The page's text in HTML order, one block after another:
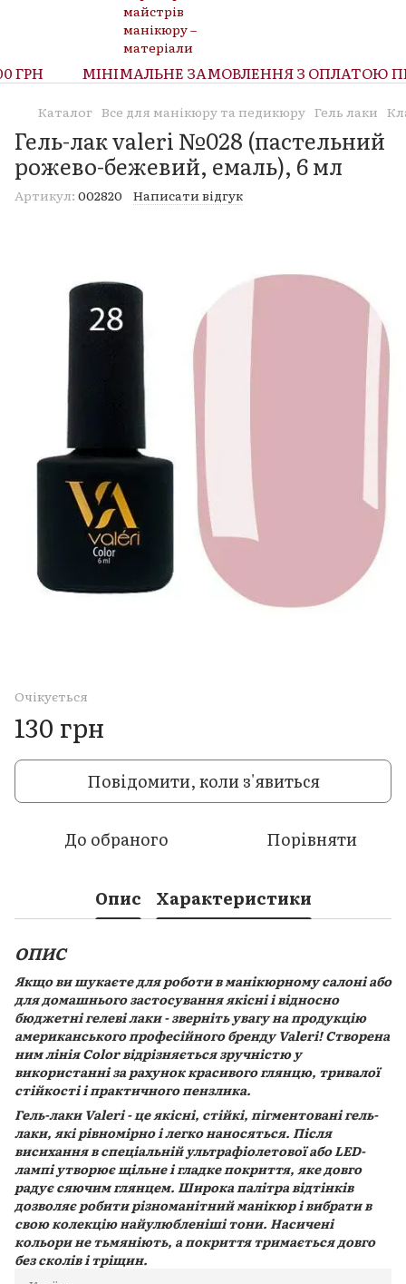
МІНІМАЛЬНЕ ЗАМОВЛЕННЯ З ОПЛАТОЮ
Каталог Все для манікюру та педикюру Гель лаки
Гель-лак valeri №028 (пастельний
рожево-бежевий, емаль), 6 мл
Артикул: 002820 Написати відгук
Очікується
130 грн
Повідомити, коли з'явиться
До обраного Порівняти
Опис Характеристики
ОПИС
Якщо ви шукаєте для роботи в манікюрному салоні або
для домашнього застосування якісні і відносно
бюджетні гелеві лаки - зверніть увагу на продукцію
американського професійного бренду Valeri! Створена
ним лінія Color відрізняється зручністю у
використанні за рахунок красивого глянцю, тривалої
стійкості і практичного пензлика.
Гель-лаки Valeri - це якісні, стійкі, пігментовані гель-
лаки, які рівномірно і легко наносяться. Після
висихання в спеціальній ультрафіолетової або LED-
лампі утворює щільне і гладке покриття, яке довго
радує сяючим глянцем. Широка палітра відтінків
дозволяє робити різноманітний манікюр і вибрати в
свою колекцію найулюбленіші тони. Насичені
кольори не тьмяніють, а покриття тримається довго
без сколів і тріщин.